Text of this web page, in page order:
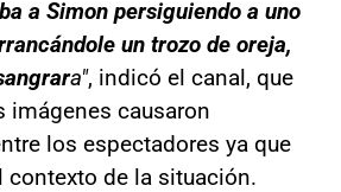
a Simon persiguiendo a uno
un trozo de oreja,
a", indicó el canal, que
imágenes causaron
los espectadores ya que
contexto de la situación.